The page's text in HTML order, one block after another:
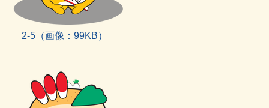
2‐5（画像：99KB）